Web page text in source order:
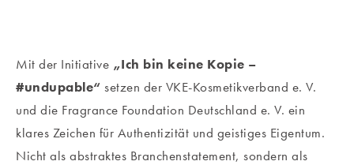
Mit der Initiative „Ich bin keine Kopie –
#undupable“ setzen der VKE-Kosmetikverband e. V.
und die Fragrance Foundation Deutschland e. V. ein
klares Zeichen für Authentizität und geistiges Eigentum.
Nicht als abstraktes Branchenstatement, sondern als